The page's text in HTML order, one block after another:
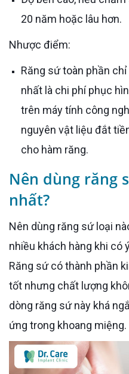
20 năm hoặc lâu hơn.
Nhược điểm:
Răng sứ toàn phần chỉ có một nhược điểm duy
nhất là chi phí phục
trên máy tính công
nguyên vật liệu đắt
cho hàm răng.
Nên dùng răng
nhất?
Nên dùng răng sứ loại nào là tốt nhất là câu hỏi của
nhiều khách hàng khi có
Răng sứ có thành phần
tốt nhưng chất lượng
dòng răng sứ này khá
ứng trong khoang miệng.